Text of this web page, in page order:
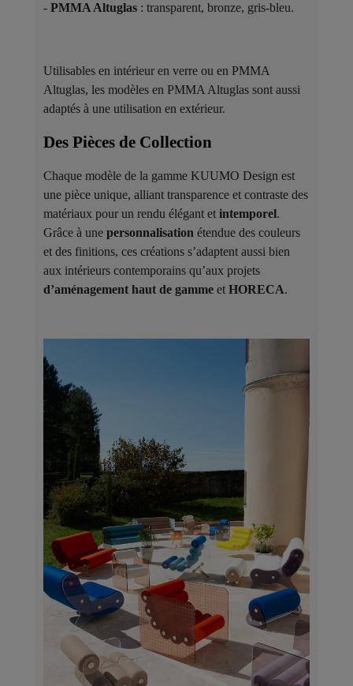
- PMMA Altuglas : transparent, bronze, gris-bleu.
Utilisables en intérieur en verre ou en PMMA
Altuglas, les modèles en PMMA Altuglas sont aussi
adaptés à une utilisation en extérieur.
Des Pièces de Collection ​
Chaque modèle de la gamme KUUMO Design est
une pièce unique, alliant transparence et contraste des
matériaux pour un rendu élégant et intemporel.
Grâce à une personnalisation étendue des couleurs
et des finitions, ces créations s’adaptent aussi bien
aux intérieurs contemporains qu’aux projets
d’aménagement haut de gamme et HORECA.